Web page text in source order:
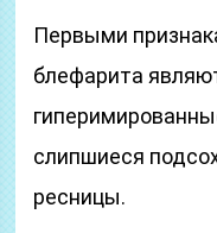
Первыми
блефарита
слипшиеся
ресницы.